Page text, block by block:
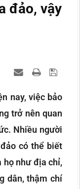
đảo, vậy
việc bảo
trở nên quan
Nhiều người
có thể biết
họ như địa chỉ,
dân, thậm chí